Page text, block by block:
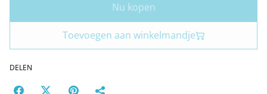
Nu kopen
Toevoegen aan winkelmandje
DELEN